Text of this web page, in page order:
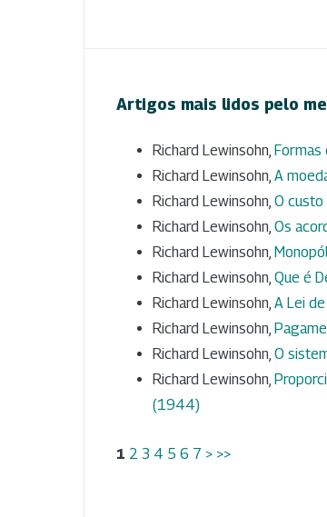
Artigos mais lidos pelo
Richard Lewinsohn,
Richard Lewinsohn, A
Richard Lewinsohn, O custo
Richard Lewinsohn, Os
Richard Lewinsohn,
Richard Lewinsohn, Que é
Richard Lewinsohn, A Lei
Richard Lewinsohn,
Richard Lewinsohn, O
Richard Lewinsohn,
(1944)
1 2 3 4 5 6 7 > >>